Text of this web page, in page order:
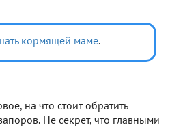
кормящей маме.
на что стоит обратить
Не секрет, что главными